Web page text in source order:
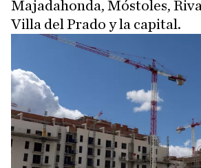
Majadahonda, Móstoles,
Villa del Prado y la capital.